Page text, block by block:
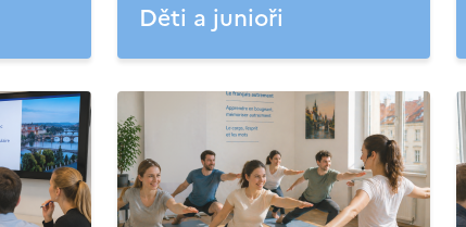
Děti a junioři